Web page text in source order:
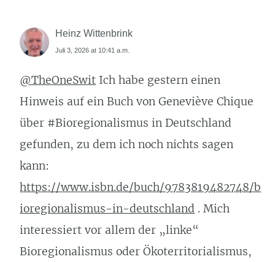
Heinz Wittenbrink
Juli 3, 2026 at 10:41 a.m.
@TheOneSwit Ich habe gestern einen
Hinweis auf ein Buch von Geneviève Chique
über #Bioregionalismus in Deutschland
gefunden, zu dem ich noch nichts sagen
kann:
https://www.isbn.de/buch/9783819482748/b
ioregionalismus-in-deutschland . Mich
interessiert vor allem der „linke“
Bioregionalismus oder Ökoterritorialismus,